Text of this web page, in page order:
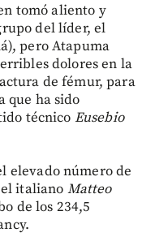
tomó aliento y
del líder, el
pero Atapuma
dolores en la
de fémur, para
que ha sido
técnico Eusebio
elevado número de
italiano Matteo
de los 234,5